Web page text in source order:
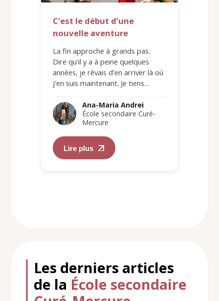
C’est le début d’une
nouvelle aventure
La fin approche à grands pas.
Dire qu’il y a à peine quelques
années, je rêvais d’en arriver là où
j’en suis maintenant. Je tiens…
Ana-Maria Andrei
École secondaire Curé-
Mercure
Lire plus
Les derniers articles
de la École secondaire